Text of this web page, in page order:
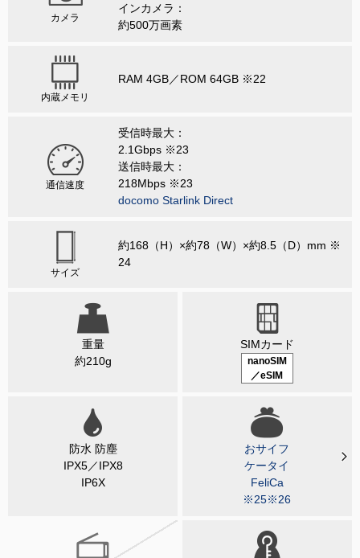
カメラ
インカメラ：
約500万画素
内蔵メモリ
RAM 4GB／ROM 64GB ※22
通信速度
受信時最大：
2.1Gbps ※23
送信時最大：
218Mbps ※23
docomo Starlink Direct
サイズ
約168（H）×約78（W）×約8.5（D）mm ※
24
重量
約210g
SIMカード
nanoSIM
／eSIM
防水 防塵
IPX5／IPX8
IP6X
おサイフ
ケータイ
FeliCa
※25※26